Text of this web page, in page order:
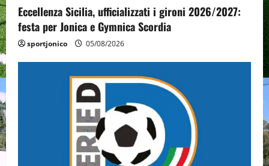
Eccellenza Sicilia, ufficializzati i gironi 2026/2027:
festa per Jonica e Gymnica Scordia
sportjonico 05/08/2026